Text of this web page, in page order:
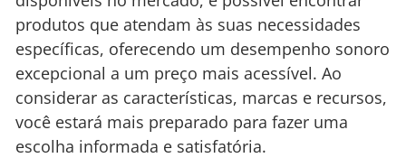
produtos que atendam às suas necessidades
específicas, oferecendo um desempenho sonoro
excepcional a um preço mais acessível. Ao
considerar as características, marcas e recursos,
você estará mais preparado para fazer uma
escolha informada e satisfatória.